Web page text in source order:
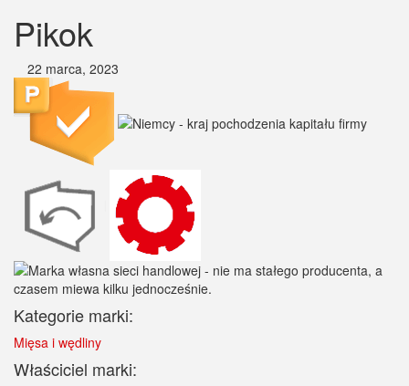
Pikok
22 marca, 2023
Kategorie marki:
Mięsa i wędliny
Właściciel marki: